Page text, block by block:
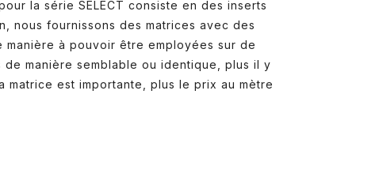
la série SELECT consiste en des inserts
nous fournissons des matrices avec des
à pouvoir être employées sur de
manière semblable ou identique, plus il y
matrice est importante, plus le prix au mètre